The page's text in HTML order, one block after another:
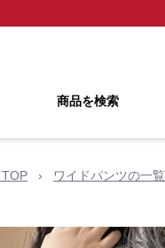
商品を検索
› ワイドパンツの一覧